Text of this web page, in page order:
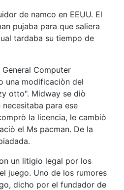
de namco en EEUU. El
pujaba para que saliera
tardaba su tiempo de
Computer
una modificaciòn del
otto". Midway se diò
para ese
la licencia, le cambiò
el Ms pacman. De la
un litigio legal por los
juego. Uno de los rumores
dicho por el fundador de